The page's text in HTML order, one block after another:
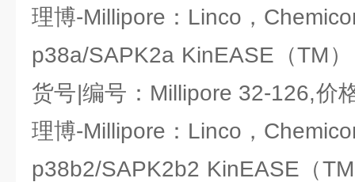
理博-Millipore：Linco，
p38a/SAPK2a KinEASE（TM
货号|编号：Millipore 32-126,价
理博-Millipore：Linco，
p38b2/SAPK2b2 KinEASE（